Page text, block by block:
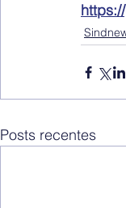
Posts recentes